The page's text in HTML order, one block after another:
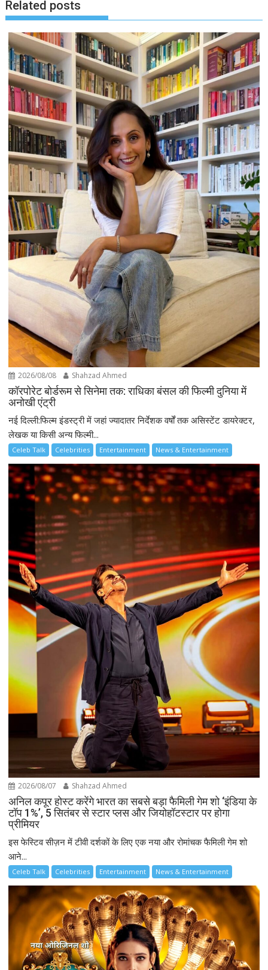
Related posts
2026/08/08 Shahzad Ahmed
कॉरपोरेट बोर्डरूम से सिनेमा तक: राधिका बंसल की फिल्मी दुनिया में
अनोखी एंट्री
नई दिल्ली:फिल्म इंडस्ट्री में जहां ज्यादातर निर्देशक वर्षों तक असिस्टेंट डायरेक्टर,
लेखक या किसी अन्य फिल्मी...
Celeb Talk Celebrities Entertainment News & Entertainment
2026/08/07 Shahzad Ahmed
अनिल कपूर होस्ट करेंगे भारत का सबसे बड़ा फैमिली गेम शो ‘इंडिया के
टॉप 1%’, 5 सितंबर से स्टार प्लस और जियोहॉटस्टार पर होगा
प्रीमियर
इस फेस्टिव सीज़न में टीवी दर्शकों के लिए एक नया और रोमांचक फैमिली गेम शो
आने...
Celeb Talk Celebrities Entertainment News & Entertainment